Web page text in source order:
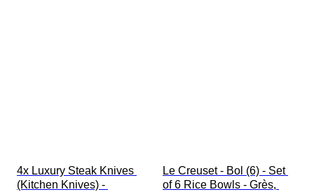
4x Luxury Steak Knives
(Kitchen Knives) -
Le Creuset - Bol (6) - Set
of 6 Rice Bowls - Grès,